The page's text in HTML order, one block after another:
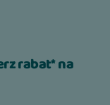
rabat* na